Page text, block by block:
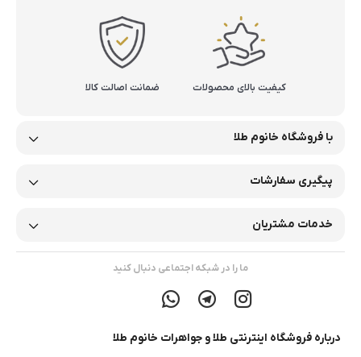
کیفیت بالای محصولات ضمانت اصالت کالا
با فروشگاه خانوم طلا
پیگیری سفارشات
خدمات مشتریان
ما را در شبکه اجتماعی دنبال کنید
درباره فروشگاه اینترنتی طلا و جواهرات خانوم طلا